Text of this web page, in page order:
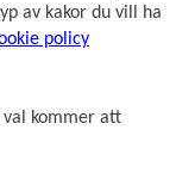
av kakor du vill ha
policy
val kommer att